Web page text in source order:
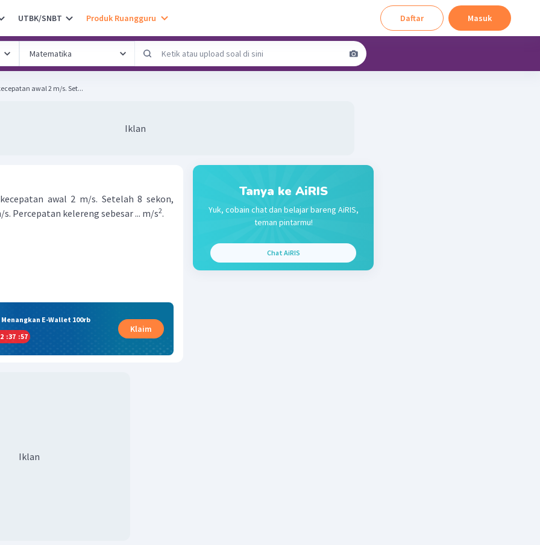
UTBK/SNBT Produk Ruangguru Daftar Masuk
awal 2 m/s. Set...
Iklan
awal 2 m/s. Setelah 8 sekon,
Percepatan kelereng sebesar ... m/s2.
E-Wallet 100rb
:37 :56
Klaim
Iklan
Tanya ke AiRIS
Yuk, cobain chat dan belajar bareng AiRIS,
teman pintarmu!
Chat AiRIS